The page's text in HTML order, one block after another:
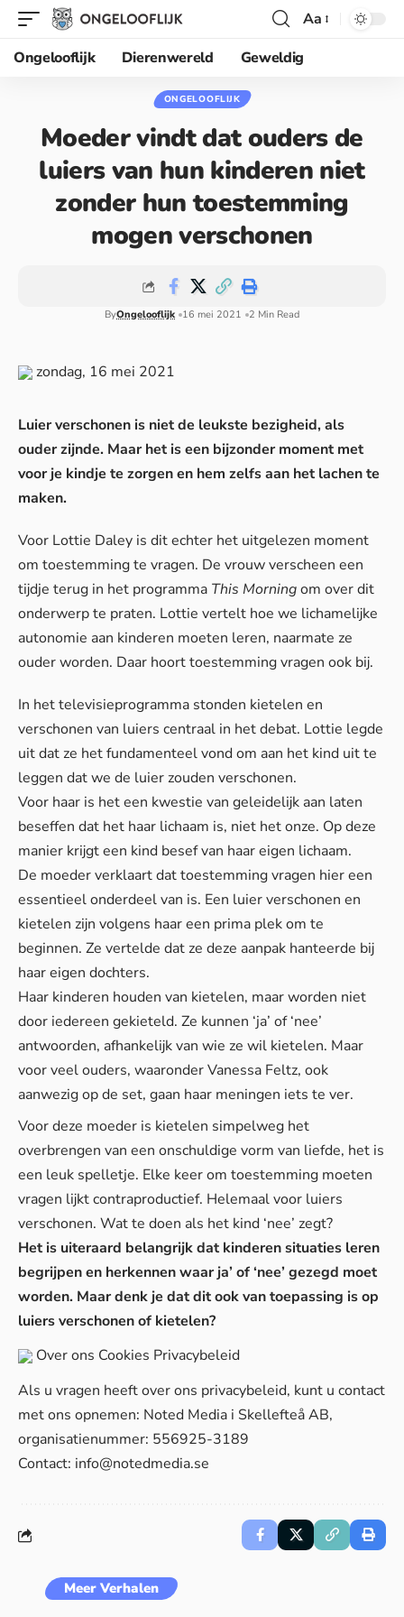
Aa
Ongelooflijk
Dierenwereld Geweldig
ONGELOOFLIJK
Moeder vindt dat ouders de
luiers van hun kinderen niet
zonder hun toestemming
mogen verschonen
ByOngelooflijk 16 mei 2021 2 Min Read
zondag, 16 mei 2021
Luier verschonen is niet de leukste bezigheid, als
ouder zijnde. Maar het is een bijzonder moment met
voor je kindje te zorgen en hem zelfs aan het lachen te
maken.
Voor Lottie Daley is dit echter het uitgelezen moment
om toestemming te vragen. De vrouw verscheen een
tijdje terug in het programma This Morningom over dit
onderwerp te praten. Lottie vertelt hoe we lichamelijke
autonomie aan kinderen moeten leren, naarmate ze
ouder worden. Daar hoort toestemming vragen ook bij.
In het televisieprogramma stonden kietelen en
verschonen van luiers centraal in het debat. Lottie legde
uit dat ze het fundamenteel vond om aan het kind uit te
leggen dat we de luier zouden verschonen.
Voor haar is het een kwestie van geleidelijk aan laten
beseffen dat het haar lichaam is, niet het onze. Op deze
manier krijgt een kind besef van haar eigen lichaam.
De moeder verklaart dat toestemming vragen hier een
essentieel onderdeel van is. Een luier verschonen en
kietelen zijn volgens haar een prima plek om te
beginnen. Ze vertelde dat ze deze aanpak hanteerde bij
haar eigen dochters.
Haar kinderen houden van kietelen, maar worden niet
door iedereen gekieteld. Ze kunnen ‘ja’ of ‘nee’
antwoorden, afhankelijk van wie ze wil kietelen. Maar
voor veel ouders, waaronder Vanessa Feltz, ook
aanwezig op de set, gaan haar meningen iets te ver.
Voor deze moeder is kietelen simpelweg het
overbrengen van een onschuldige vorm van liefde, het is
een leuk spelletje. Elke keer om toestemming moeten
vragen lijkt contraproductief. Helemaal voor luiers
verschonen. Wat te doen als het kind ‘nee’ zegt?
Het is uiteraard belangrijk dat kinderen situaties leren
begrijpen en herkennen waar ja’ of ‘nee’ gezegd moet
worden. Maar denk je dat dit ook van toepassing is op
luiers verschonen of kietelen?
Over ons Cookies Privacybeleid
Als u vragen heeft over ons privacybeleid, kunt u contact
met ons opnemen: Noted Media i Skellefteå AB,
organisatienummer: 556925-3189
Contact: info@notedmedia.se
Meer Verhalen